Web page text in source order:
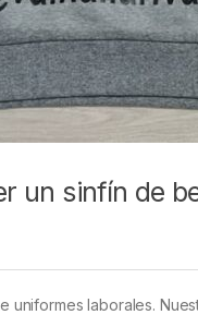
un sinfín de
laborales.